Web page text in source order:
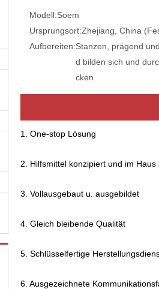
Modell:Soem
Ursprungsort:Zhejiang, China
Aufbereiten:Stanzen, prägend
d bilden sich und
cken
1. One-stop Lösung
2. Hilfsmittel konzipiert und im Haus
3. Vollausgebaut u. ausgebildet
4. Gleich bleibende Qualität
5. Schlüsselfertige
6. Ausgezeichnete